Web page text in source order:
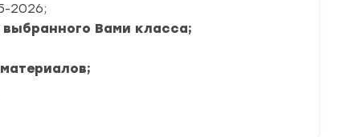
2026;
Вами класса;